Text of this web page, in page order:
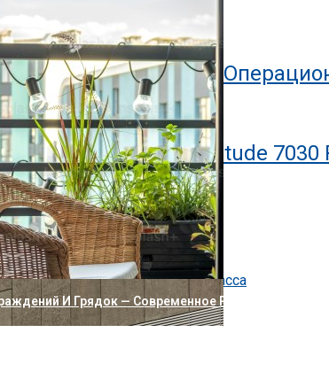
И Грядок — Современное Решение С
7 Разных
В Мире Dell Latitude 7030
обучения
профессиональной уборки
посёлок бизнес-класса